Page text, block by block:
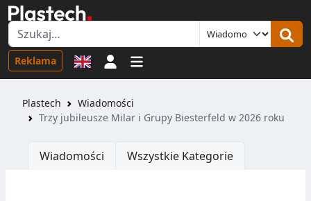
Reklama Logowanie
Plastech
Wiadomości
Trzy jubileusze Milar i Grupy Biesterfeld w 2026 roku
Wiadomości Wszystkie Kategorie